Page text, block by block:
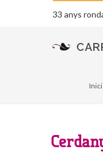
33 anys
Inici